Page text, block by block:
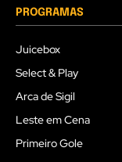
PROGRAMAS
Juicebox
Select & Play
Arca de Sigil
Leste em Cena
Primeiro Gole